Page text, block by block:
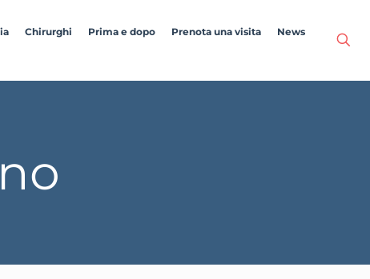
Chirurghi Prima e dopo Prenota una visita News